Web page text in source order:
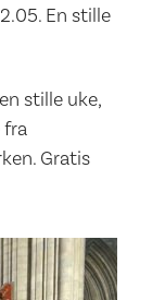
En stille
stille uke,
fra
Gratis